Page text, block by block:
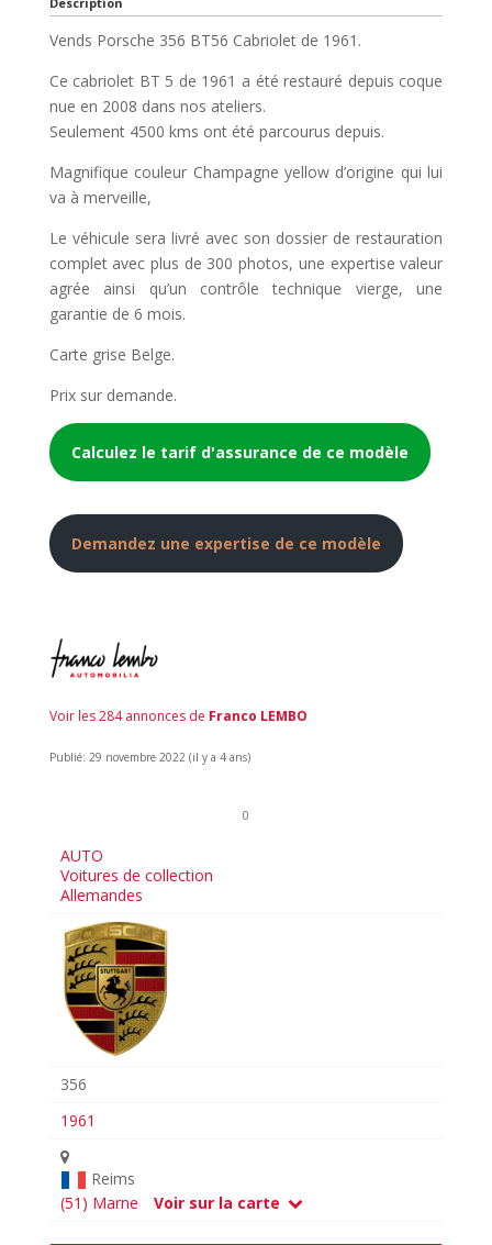
Vends Porsche 356 BT56 Cabriolet de 1961.
Ce cabriolet BT 5 de 1961 a été restauré depuis coque
nue en 2008 dans nos ateliers.
Seulement 4500 kms ont été parcourus depuis.
Magnifique couleur Champagne yellow d’origine qui lui
va à merveille,
Le véhicule sera livré avec son dossier de restauration
complet avec plus de 300 photos, une expertise valeur
agrée ainsi qu’un contrôle technique vierge, une
garantie de 6 mois.
Carte grise Belge.
Prix sur demande.
Calculez le tarif d'assurance de ce modèle
Demandez une expertise de ce modèle
Voir les 284 annonces de Franco LEMBO
Publié: 29 novembre 2022 (il y a 4 ans)
0
AUTO
Voitures de collection
Allemandes
356
1961
Reims
(51) Marne
Voir sur la carte